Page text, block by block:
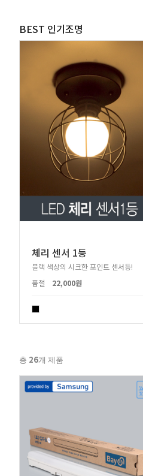
BEST 인기조명
체리 센서 1등
블랙 색상의 시크한 포인트 센서등!
품절
22,000원
총 26개 제품